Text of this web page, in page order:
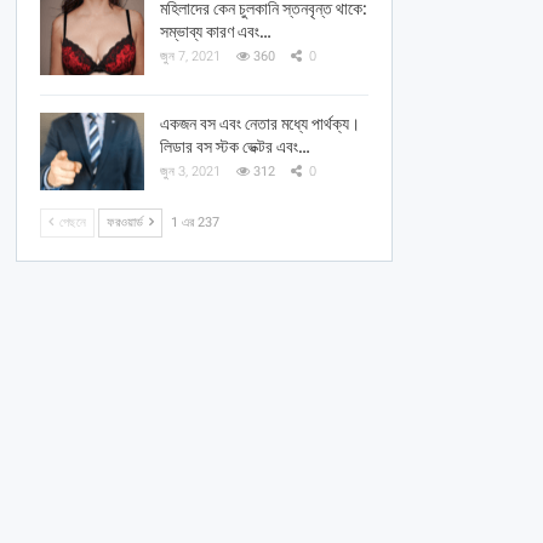
মহিলাদের কেন চুলকানি স্তনবৃন্ত থাকে:
সম্ভাব্য কারণ এবং…
জুন 7, 2021 360 0
একজন বস এবং নেতার মধ্যে পার্থক্য।
লিডার বস স্টক ভেক্টর এবং…
জুন 3, 2021 312 0
পেছনে ফরওয়ার্ড 1 এর 237